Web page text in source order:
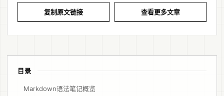
复制原文链接 查看更多文章
目录
Markdown语法笔记概览